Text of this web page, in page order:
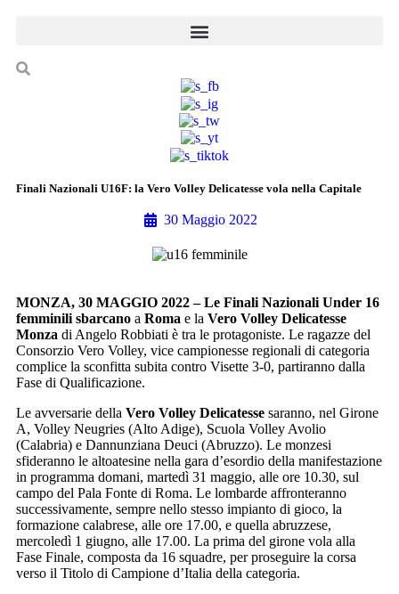
Finali Nazionali U16F: la Vero Volley Delicatesse vola nella Capitale
30 Maggio 2022
MONZA, 30 MAGGIO 2022 – Le Finali Nazionali Under 16
femminili sbarcano a Roma e la Vero Volley Delicatesse
Monza di Angelo Robbiati è tra le protagoniste. Le ragazze del
Consorzio Vero Volley, vice campionesse regionali di categoria
complice la sconfitta subita contro Visette 3-0, partiranno dalla
Fase di Qualificazione.
Le avversarie della Vero Volley Delicatesse saranno, nel Girone
A, Volley Neugries (Alto Adige), Scuola Volley Avolio
(Calabria) e Dannunziana Deuci (Abruzzo). Le monzesi
sfideranno le altoatesine nella gara d’esordio della manifestazione
in programma domani, martedì 31 maggio, alle ore 10.30, sul
campo del Pala Fonte di Roma. Le lombarde affronteranno
successivamente, sempre nello stesso impianto di gioco, la
formazione calabrese, alle ore 17.00, e quella abruzzese,
mercoledì 1 giugno, alle 17.00. La prima del girone vola alla
Fase Finale, composta da 16 squadre, per proseguire la corsa
verso il Titolo di Campione d’Italia della categoria.